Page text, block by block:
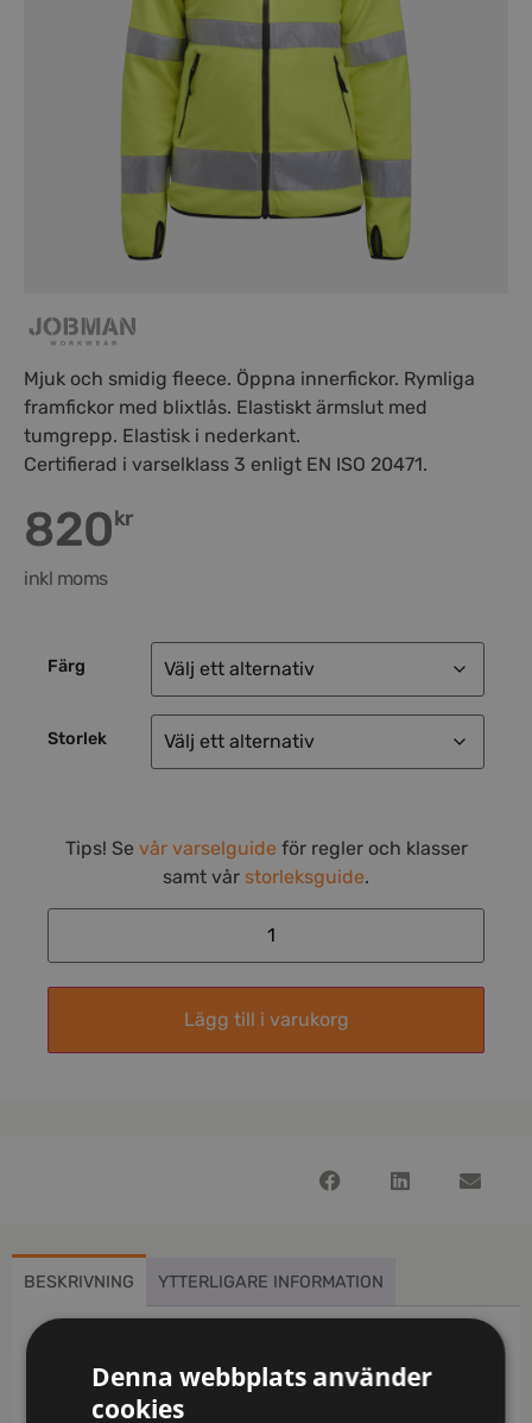
Mjuk och smidig fleece. Öppna innerfickor. Rymliga
framfickor med blixtlås. Elastiskt ärmslut med
tumgrepp. Elastisk i nederkant.
Certifierad i varselklass 3 enligt EN ISO 20471.
820kr
inkl moms
Färg
Storlek
Tips! Se vår varselguide för regler och klasser
samt vår storleksguide.
Lägg till i varukorg
BESKRIVNING YTTERLIGARE INFORMATION
Mjuk och smidig fleece. Öppna innerfickor. Rymliga
Denna webbplats använder
cookies